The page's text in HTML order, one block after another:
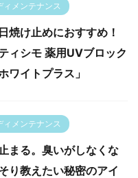
ィメンテナンス
焼け止めにおすすめ！
ィシモ 薬用UVブロック
ワイトプラス」
ィメンテナンス
まる。臭いがしなくな
り教えたい秘密のアイ